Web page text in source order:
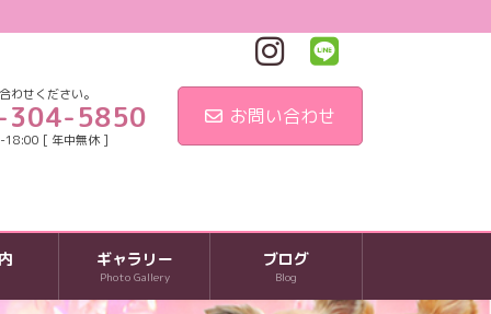
わせください。
304-5850
18:00 [ 年中無休 ]
お問い合わせ
ギャラリー
Photo Gallery
ブログ
Blog